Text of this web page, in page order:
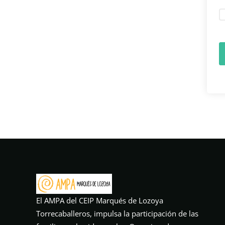
El AMPA del CEIP Marqués de Lozoya
Torrecaballeros, impulsa la participación de las